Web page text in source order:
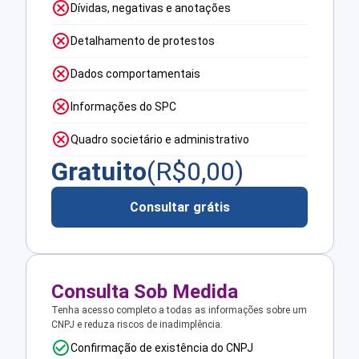
Dívidas, negativas e anotações
Detalhamento de protestos
Dados comportamentais
Informações do SPC
Quadro societário e administrativo
Gratuito(R$0,00)
Consultar grátis
Consulta Sob Medida
Tenha acesso completo a todas as informações sobre um
CNPJ e reduza riscos de inadimplência.
Confirmação de existência do CNPJ